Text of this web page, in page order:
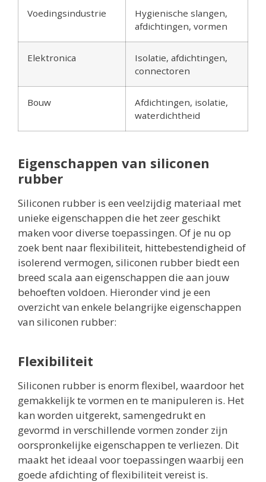
Voedingsindustrie
Hygienische slangen,
afdichtingen, vormen
Elektronica
Isolatie, afdichtingen,
connectoren
Bouw
Afdichtingen, isolatie,
waterdichtheid
Eigenschappen van siliconen
rubber
Siliconen rubber is een veelzijdig materiaal met
unieke eigenschappen die het zeer geschikt
maken voor diverse toepassingen. Of je nu op
zoek bent naar flexibiliteit, hittebestendigheid of
isolerend vermogen, siliconen rubber biedt een
breed scala aan eigenschappen die aan jouw
behoeften voldoen. Hieronder vind je een
overzicht van enkele belangrijke eigenschappen
van siliconen rubber:
Flexibiliteit
Siliconen rubber is enorm flexibel, waardoor het
gemakkelijk te vormen en te manipuleren is. Het
kan worden uitgerekt, samengedrukt en
gevormd in verschillende vormen zonder zijn
oorspronkelijke eigenschappen te verliezen. Dit
maakt het ideaal voor toepassingen waarbij een
goede afdichting of flexibiliteit vereist is.